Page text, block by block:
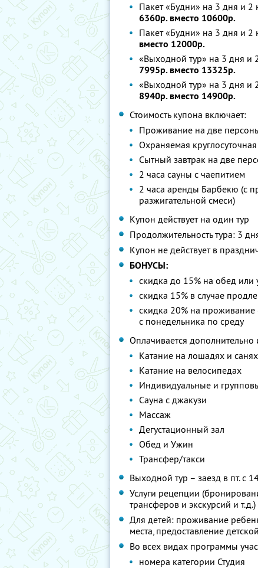
Пакет «Будни» на 3 дня и 2
6360р. вместо 10600р.
Пакет «Будни» на 3 дня и 2
вместо 12000р.
«Выходной тур» на 3 дня и
7995р. вместо 13325р.
«Выходной тур» на 3 дня и
8940р. вместо 14900р.
Стоимость купона включает:
Проживание на две
Охраняемая
Сытный завтрак на две
2 часа сауны с чаепитием
2 часа аренды Барбекю (с
разжигательной смеси)
Купон действует на один тур
Продолжительность тура: 3
Купон не действует в
БОНУСЫ:
скидка до 15% на обед или
скидка 15% в случае
скидка 20% на проживание
с понедельника по среду
Оплачивается
Катание на лошадях и
Катание на велосипедах
Индивидуальные и
Сауна с джакузи
Массаж
Дегустационный зал
Обед и Ужин
Трансфер/такси
Выходной тур – заезд в пт. с
Услуги рецепции
трансферов и экскурсий и т.д.)
Для детей: проживание
места, предоставление
Во всех видах программы
номера категории Студия